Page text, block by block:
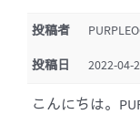
投稿者
投稿日 2022-04-
こんにちは。